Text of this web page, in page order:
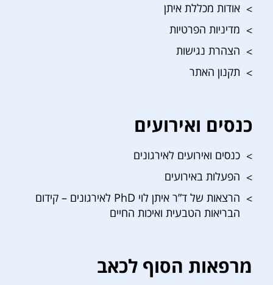
אודות מכללת איתן
מדיניות הפרטיות
הצהרת נגישות
תקנון האתר
כנסים ואירועים
כנסים ואירועים לאירגונים
הפעלות באירועים
הרצאות של ד”ר איתן לוי PhD לאירגונים – קידום
הבריאות הטבעית ואיכות החיים
מרפאות הסוף לכאב